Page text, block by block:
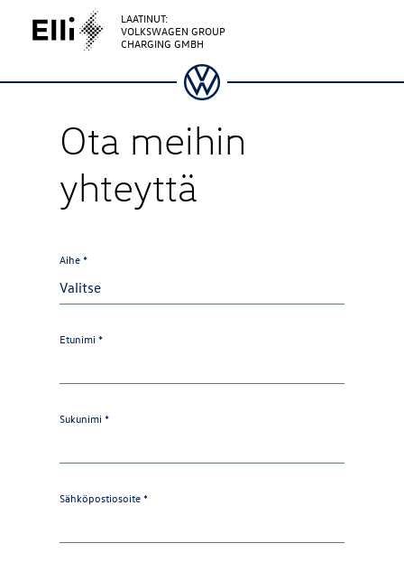
LAATINUT:
VOLKSWAGEN GROUP
CHARGING GMBH
Ota meihin
yhteyttä
Aihe *
Etunimi *
Sukunimi *
Sähköpostiosoite *